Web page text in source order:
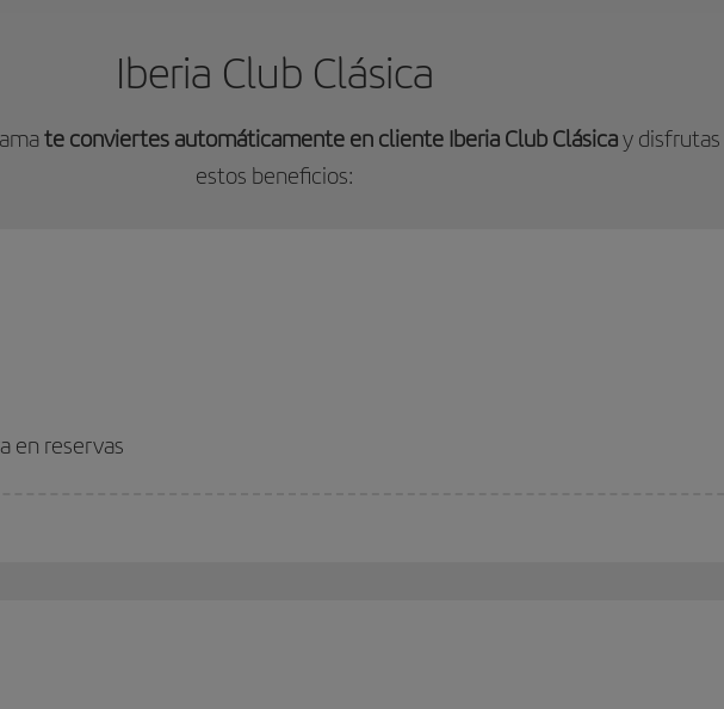
Iberia Club Clásica
te conviertes automáticamente en cliente Iberia Club Clásicay disfrutas
estos beneficios:
en reservas